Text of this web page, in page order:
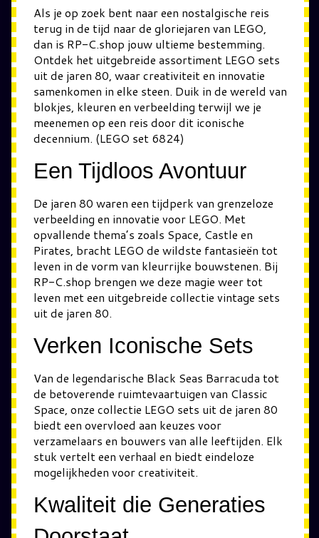
Als je op zoek bent naar een nostalgische reis
terug in de tijd naar de gloriejaren van LEGO,
dan is RP-C.shop jouw ultieme bestemming.
Ontdek het uitgebreide assortiment LEGO sets
uit de jaren 80, waar creativiteit en innovatie
samenkomen in elke steen. Duik in de wereld van
blokjes, kleuren en verbeelding terwijl we je
meenemen op een reis door dit iconische
decennium. (LEGO set 6824)
Een Tijdloos Avontuur
De jaren 80 waren een tijdperk van grenzeloze
verbeelding en innovatie voor LEGO. Met
opvallende thema’s zoals Space, Castle en
Pirates, bracht LEGO de wildste fantasieën tot
leven in de vorm van kleurrijke bouwstenen. Bij
RP-C.shop brengen we deze magie weer tot
leven met een uitgebreide collectie vintage sets
uit de jaren 80.
Verken Iconische Sets
Van de legendarische Black Seas Barracuda tot
de betoverende ruimtevaartuigen van Classic
Space, onze collectie LEGO sets uit de jaren 80
biedt een overvloed aan keuzes voor
verzamelaars en bouwers van alle leeftijden. Elk
stuk vertelt een verhaal en biedt eindeloze
mogelijkheden voor creativiteit.
Kwaliteit die Generaties